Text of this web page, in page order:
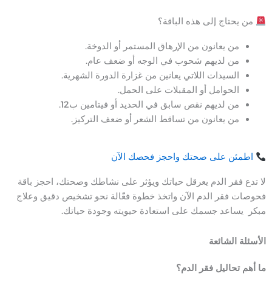
من يحتاج إلى هذه الباقة؟
من يعانون من الإرهاق المستمر أو الدوخة.
من لديهم شحوب في الوجه أو ضعف عام.
السيدات اللاتي يعانين من غزارة الدورة الشهرية.
الحوامل أو المقبلات على الحمل.
من لديهم نقص سابق في الحديد أو فيتامين ب12.
من يعانون من تساقط الشعر أو ضعف التركيز.
اطمئن على صحتك واحجز فحصك الآن
لا تدع فقر الدم يعرقل حياتك ويؤثر على نشاطك وصحتك، احجز باقة
فحوصات فقر الدم الآن واتخذ خطوة فعّالة نحو تشخيص دقيق وعلاج
مبكر يساعد جسمك على استعادة حيويته وجودة حياتك.
الأسئلة الشائعة
ما أهم تحاليل فقر الدم؟